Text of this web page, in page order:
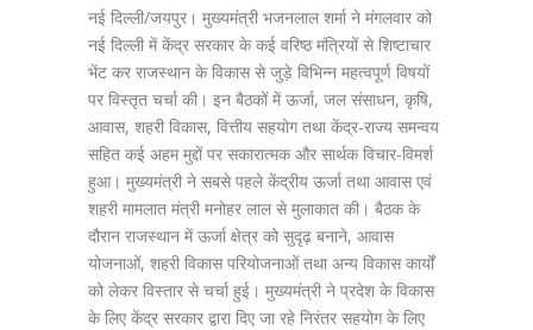
नई दिल्ली/जयपुर। मुख्यमंत्री भजनलाल शर्मा ने मंगलवार को
नई दिल्ली में केंद्र सरकार के कई वरिष्ठ मंत्रियों से शिष्टाचार
भेंट कर राजस्थान के विकास से जुड़े विभिन्न महत्वपूर्ण विषयों
पर विस्तृत चर्चा की। इन बैठकों में ऊर्जा, जल संसाधन, कृषि,
आवास, शहरी विकास, वित्तीय सहयोग तथा केंद्र-राज्य समन्वय
सहित कई अहम मुद्दों पर सकारात्मक और सार्थक विचार-विमर्श
हुआ। मुख्यमंत्री ने सबसे पहले केंद्रीय ऊर्जा तथा आवास एवं
शहरी मामलात मंत्री मनोहर लाल से मुलाकात की। बैठक के
दौरान राजस्थान में ऊर्जा क्षेत्र को सुदृढ़ बनाने, आवास
योजनाओं, शहरी विकास परियोजनाओं तथा अन्य विकास कार्यों
को लेकर विस्तार से चर्चा हुई। मुख्यमंत्री ने प्रदेश के विकास
के लिए केंद्र सरकार द्वारा दिए जा रहे निरंतर सहयोग के लिए